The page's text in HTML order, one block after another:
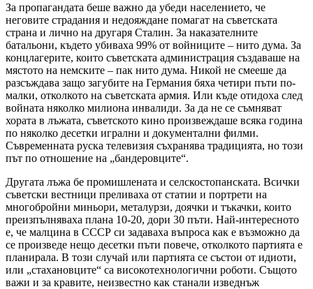
За пропагандата беше важно да убеди населението, че
неговите страдания и недояждане помагат на съветската
страна и лично на другаря Сталин. За наказателните
батальони, където убиваха 99% от войниците – нито дума. За
концлагерите, които съветската администрация създаваше на
мястото на немските – пак нито дума. Никой не смееше да
разсъждава защо загубите на Германия бяха четири пъти по-
малки, отколкото на съветската армия. Или къде отидоха след
войната няколко милиона инвалиди. За да не се съмняват
хората в лъжата, съветското кино произвеждаше всяка година
по няколко десетки игрални и документални филми.
Съвременната руска телевизия съхранява традицията, но този
път по отношение на „бандеровците“.
Другата лъжа бе промишлената и селскостопанската. Всички
съветски вестници преливаха от статии и портрети на
многобройни миньори, металурзи, доячки и тъкачки, които
преизпълняваха плана 10-20, дори 30 пъти. Най-интересното
е, че малцина в СССР си задаваха въпроса как е възможно да
се произведе нещо десетки пъти повече, отколкото партията е
планирала. В този случай или партията се състои от идиоти,
или „стахановците“ са високотехнологични роботи. Същото
важи и за кравите, неизвестно как станали изведнъж